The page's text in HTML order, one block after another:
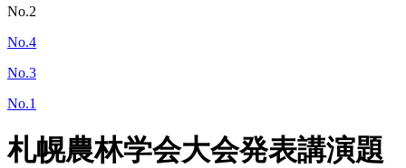
No.2
No.4
No.3
No.1
札幌農林学会大会発表講演題